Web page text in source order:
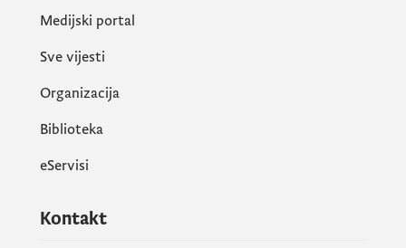
Medijski portal
Sve vijesti
Organizacija
Biblioteka
eServisi
Kontakt